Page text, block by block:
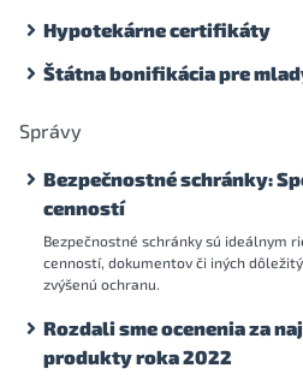
Hypotekárne certifikáty
Štátna bonifikácia pre
Správy
Bezpečnostné schránky:
cenností
Bezpečnostné schránky sú ideálnym
cenností, dokumentov či iných
zvýšenú ochranu.
Rozdali sme ocenenia za
produkty roka 2022